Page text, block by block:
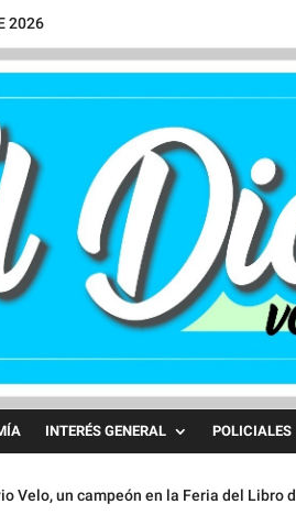
2026
INTERÉS GENERAL POLICIALES
Velo, un campeón en la Feria del Libro